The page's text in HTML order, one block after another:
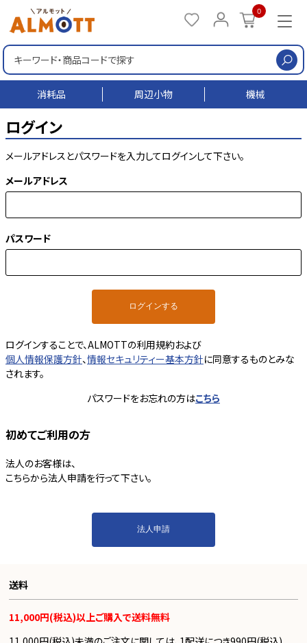
0
消耗品 周辺小物 機械
ログイン
メールアドレスとパスワードを入力してログインして下さい。
メールアドレス
パスワード
ログインすることで、ALMOTTの利用規約および
個人情報保護方針、情報セキュリティー基本方針に同意するものとみな
されます。
パスワードをお忘れの方はこちら
初めてご利用の方
法人のお客様は、
こちらから法人申請を行って下さい。
送料
11,000円(税込)以上ご購入で送料無料